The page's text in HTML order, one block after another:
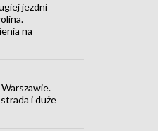
jezdni
na
i duże